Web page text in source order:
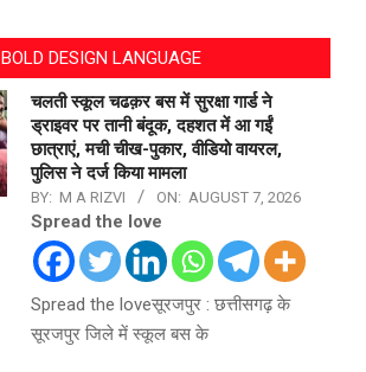
BOLD DESIGN LANGUAGE
चलती स्कूल चढक़र बस में सुरक्षा गार्ड ने
ड्राइवर पर तानी बंदूक, दहशत में आ गईं
छात्राएं, मची चीख-पुकार, वीडियो वायरल,
पुलिस ने दर्ज किया मामला
BY: M A RIZVI ON: AUGUST 7, 2026
Spread the love
Spread the loveसूरजपुर : छत्तीसगढ़ के
सूरजपुर जिले में स्कूल बस के